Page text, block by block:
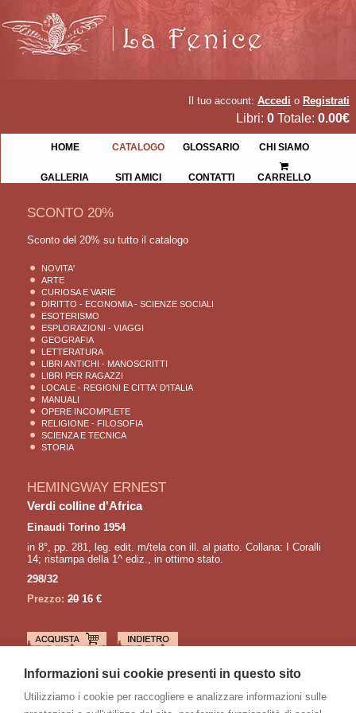
Il tuo account: Accedi o Registrati
Libri: 0 Totale: 0.00€
HOME CATALOGO GLOSSARIO CHI SIAMO
GALLERIA SITI AMICI CONTATTI CARRELLO
SCONTO 20%
Sconto del 20% su tutto il catalogo
NOVITA'
ARTE
CURIOSA E VARIE
DIRITTO - ECONOMIA - SCIENZE SOCIALI
ESOTERISMO
ESPLORAZIONI - VIAGGI
GEOGRAFIA
LETTERATURA
LIBRI ANTICHI - MANOSCRITTI
LIBRI PER RAGAZZI
LOCALE - REGIONI E CITTA' D'ITALIA
MANUALI
OPERE INCOMPLETE
RELIGIONE - FILOSOFIA
SCIENZA E TECNICA
STORIA
HEMINGWAY ERNEST
Verdi colline d'Africa
Einaudi Torino 1954
in 8°, pp. 281, leg. edit. m/tela con ill. al piatto. Collana: I Coralli
14; ristampa della 1^ ediz., in ottimo stato.
298/32
Prezzo: 2016 €
LETTURE CONSIGLIATE
Anrufung des grossen bären. Gedichte
Informazioni sui cookie presenti in questo sito
Utilizziamo i cookie per raccogliere e analizzare informazioni sulle